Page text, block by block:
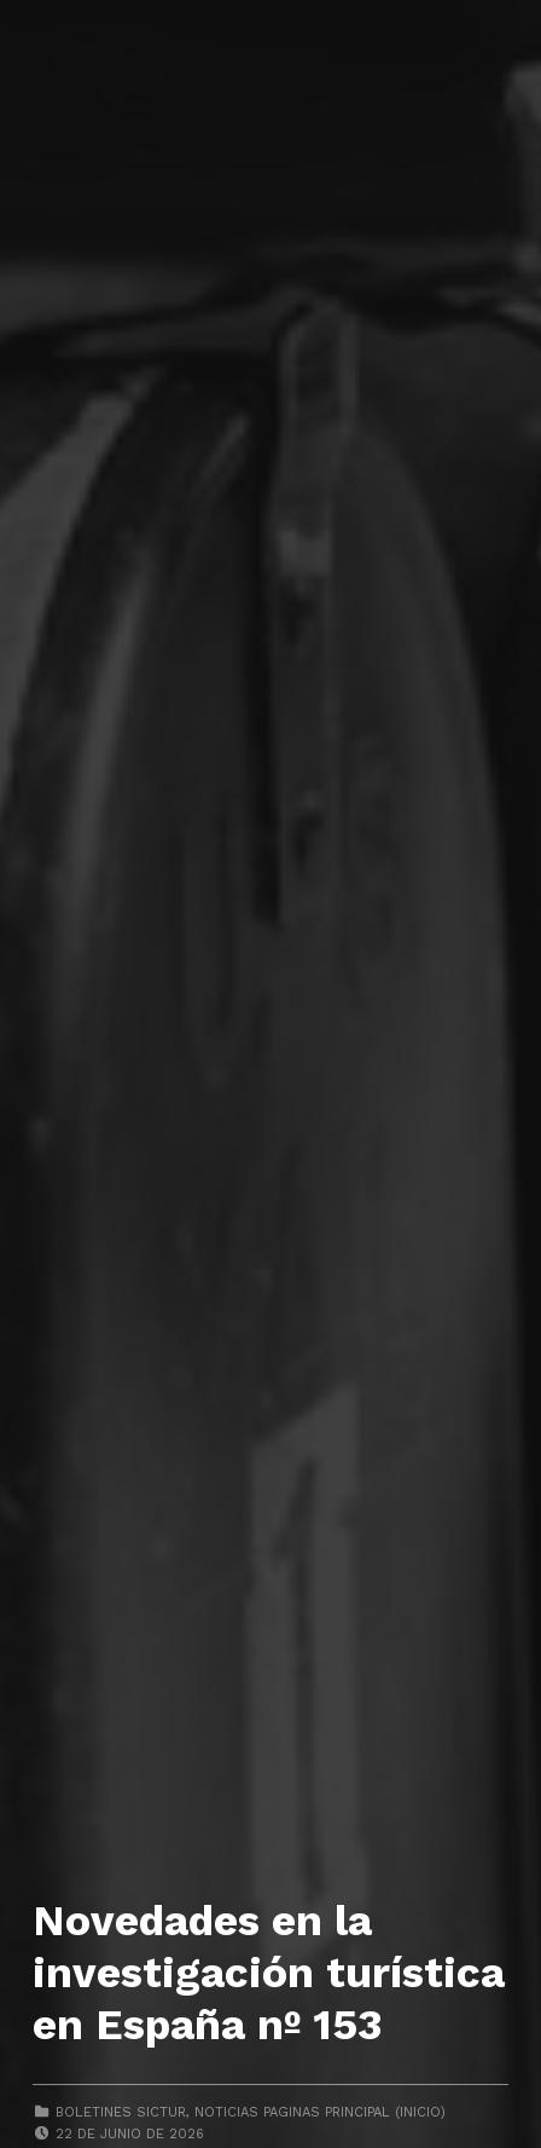
Novedades en la
investigación turística
en España nº 153
CATEGORIZED IN:
BOLETINES SICTUR, NOTICIAS PAGINAS PRINCIPAL (INICIO)
22 DE JUNIO DE 2026